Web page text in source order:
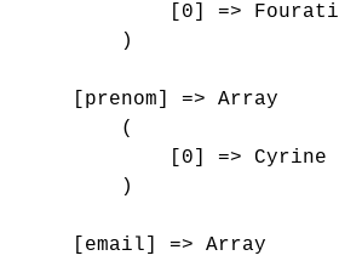
            [0] => Fourati
        )
    [prenom] => Array
        (
            [0] => Cyrine
        )
    [email] => Array